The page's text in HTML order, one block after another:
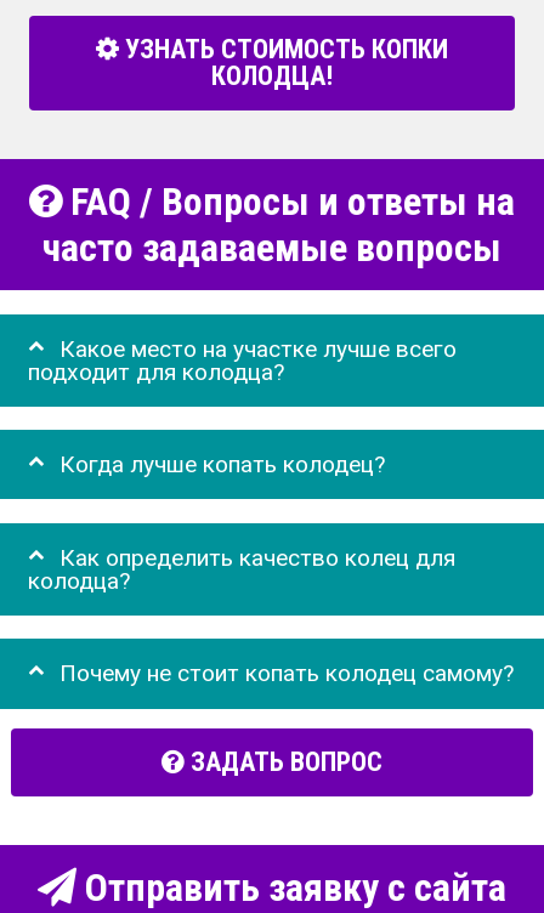
УЗНАТЬ СТОИМОСТЬ КОПКИ
КОЛОДЦА!
FAQ / Вопросы и ответы на
часто задаваемые вопросы
Какое место на участке лучше всего
подходит для колодца?
Когда лучше копать колодец?
Как определить качество колец для
колодца?
Почему не стоит копать колодец самому?
ЗАДАТЬ ВОПРОС
Отправить заявку с сайта